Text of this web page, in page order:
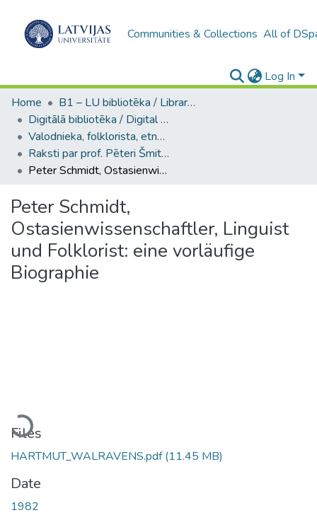
Communities & Collections All of
Log In
Home
B1 – LU bibliotēka / Library of the UL
Digitālā bibliotēka / Digital library
Valodnieka, folklorista, etnogrāfa, orientālista, LU profesora Pētera Šmita kolekcija / Collection of Pēteris Šmits, linguist, folklorist, ethnographer, orientalist, UL Professor
Raksti par prof. Pēteri Šmitu / Articles about Prof. Pēteris Šmits
Peter Schmidt, Ostasienwissenschaftler, Linguist und Folklorist: eine vorläufige Biographie
Peter Schmidt,
Ostasienwissenschaftler, Linguist
und Folklorist: eine vorläufige
Biographie
Loading...
Files
HARTMUT_WALRAVENS.pdf(11.45 MB)
Date
1982